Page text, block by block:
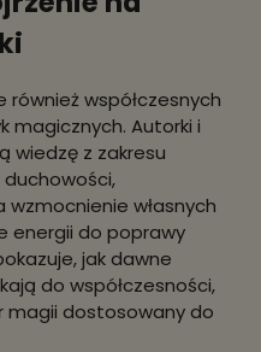
współczesnych
magicznych. Autorki i
wiedzę z zakresu
własnych
energii do poprawy
jak dawne
do współczesności,
magii dostosowany do